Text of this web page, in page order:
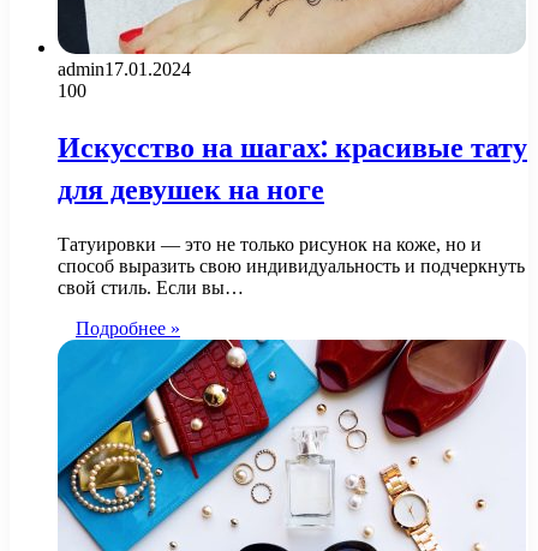
admin17.01.2024
100
Искусство на шагах: красивые тату
для девушек на ноге
Татуировки — это не только рисунок на коже, но и
способ выразить свою индивидуальность и подчеркнуть
свой стиль. Если вы…
Подробнее »